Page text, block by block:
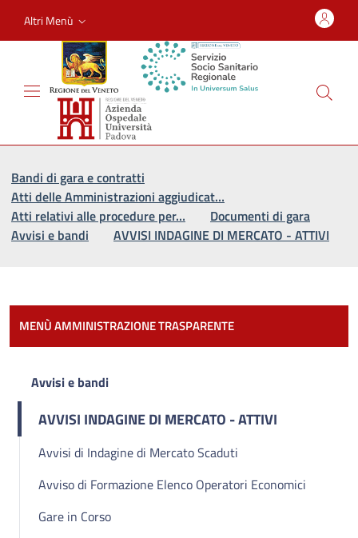
Altri Menù
Bandi di gara e contratti
Atti delle Amministrazioni aggiudicat…
Atti relativi alle procedure per…
Documenti di gara
Avvisi e bandi
AVVISI INDAGINE DI MERCATO - ATTIVI
MENÙ AMMINISTRAZIONE TRASPARENTE
Avvisi e bandi
AVVISI INDAGINE DI MERCATO - ATTIVI
Avvisi di Indagine di Mercato Scaduti
Avviso di Formazione Elenco Operatori Economici
Gare in Corso